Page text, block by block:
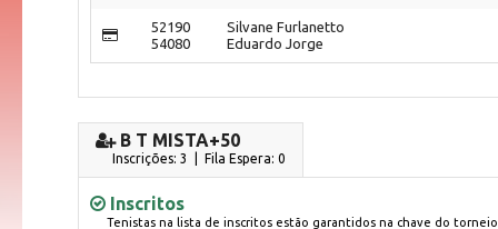
52190
54080
Silvane Furlanetto
Eduardo Jorge
B T MISTA+50
Inscrições: 3 | Fila Espera: 0
Inscritos
Tenistas na lista de inscritos estão garantidos na chave do torneio